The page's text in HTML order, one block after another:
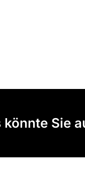
könnte Sie